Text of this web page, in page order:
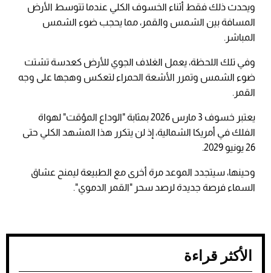
ويحدث ذلك فقط أثناء الخسوف الكلي عندما تتوسط الأرض
المسافة بين الشمس والقمر، مما يحجب ضوء الشمس
المباشر.
وفي تلك اللحظة، يعمل الغلاف الجوي للأرض كعدسة تشتت
ضوء الشمس وتمرر الأشعة الحمراء لتعكس وهجها على وجه
القمر.
يعتبر خسوف 3 مارس 2026 بمثابة "الوداع المؤقت" لهواة
الفلك في أمريكا الشمالية، إذ لن يتكرر هذا المشهد الكلي حتى
26 يونيو 2029.
وحينها، سيتجدد الموعد مرة أخرى مع الطبيعة ليمنح عشاق
السماء فرصة جديدة لرصد سحر "القمر الدموي".
الأكثر قراءة